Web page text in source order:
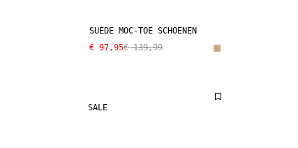
SUÈDE MOC-TOE SCHOENEN
€ 97,95€ 139,99
SALE